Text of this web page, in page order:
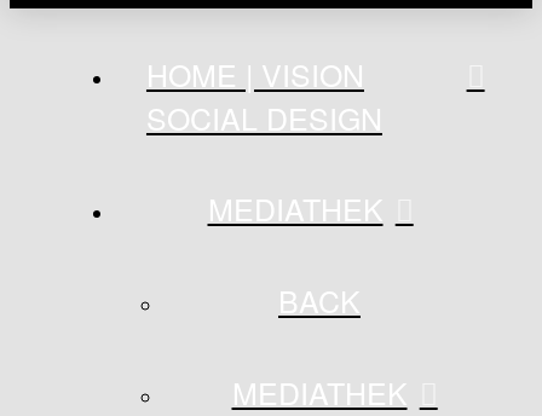
HOME | VISION
SOCIAL DESIGN
MEDIATHEK
BACK
MEDIATHEK